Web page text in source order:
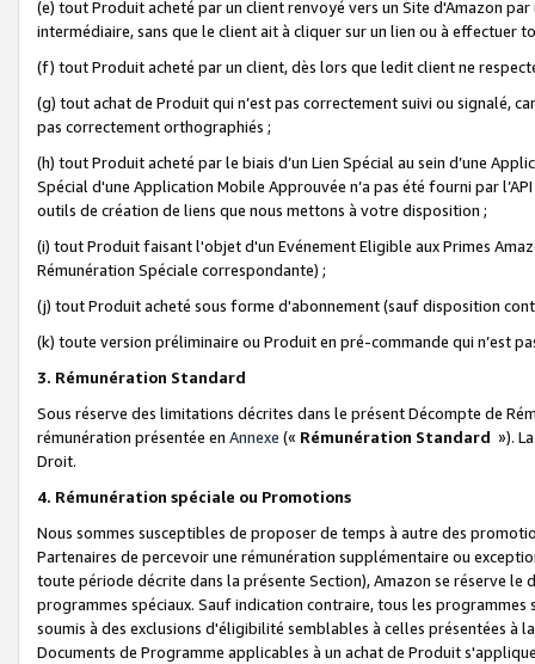
(e) tout Produit acheté par un client renvoyé vers un Site d'Amazon
intermédiaire, sans que le client ait à cliquer sur un lien ou à
(f) tout Produit acheté par un client, dès lors que ledit client ne
(g) tout achat de Produit qui n’est pas correctement suivi ou signalé,
pas correctement orthographiés ;
(h) tout Produit acheté par le biais d’un Lien Spécial au sein d’une
Spécial d'une Application Mobile Approuvée n’a pas été fourni par
outils de création de liens que nous mettons à votre disposition ;
(i) tout Produit faisant l'objet d'un Evénement Eligible aux Primes
Rémunération Spéciale correspondante) ;
(j) tout Produit acheté sous forme d'abonnement (sauf disposition
(k) toute version préliminaire ou Produit en pré-commande qui n’est
3. Rémunération Standard
Sous réserve des limitations décrites dans le présent Décompte de
rémunération présentée en Annexe (« Rémunération Standard »).
Droit.
4. Rémunération spéciale ou Promotions
Nous sommes susceptibles de proposer de temps à autre des
Partenaires de percevoir une rémunération supplémentaire ou
toute période décrite dans la présente Section), Amazon se réserve
programmes spéciaux. Sauf indication contraire, tous les
soumis à des exclusions d'éligibilité semblables à celles présentées à
Documents de Programme applicables à un achat de Produit